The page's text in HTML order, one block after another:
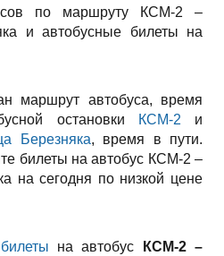
по маршруту КСМ-2 –
и автобусные билеты на
маршрут автобуса, время
остановки
КСМ-2 и
Березняка, время в пути.
билеты на автобус КСМ-2 –
на сегодня по низкой цене
на автобус
КСМ-2 –